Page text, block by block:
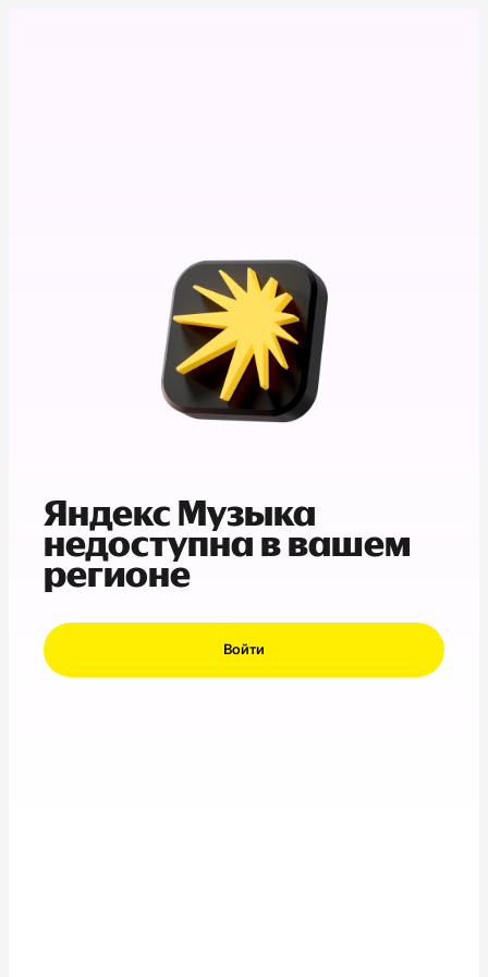
Яндекс Музыка
недоступна в вашем
регионе
Войти